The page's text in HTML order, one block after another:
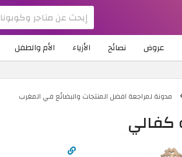
عروض نصائح الأزياء الأم والطفل
مدونة لمراجعة افضل المنتجات والبضائع في المغرب
كفالي